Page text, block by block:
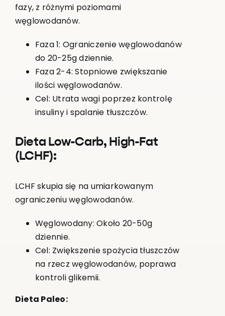
fazy, z różnymi poziomami
węglowodanów.
Faza 1: Ograniczenie węglowodanów
do 20-25g dziennie.
Faza 2-4: Stopniowe zwiększanie
ilości węglowodanów.
Cel: Utrata wagi poprzez kontrolę
insuliny i spalanie tłuszczów.
Dieta Low-Carb, High-Fat
(LCHF):
LCHF skupia się na umiarkowanym
ograniczeniu węglowodanów.
Węglowodany: Około 20-50g
dziennie.
Cel: Zwiększenie spożycia tłuszczów
na rzecz węglowodanów, poprawa
kontroli glikemii.
Dieta Paleo: